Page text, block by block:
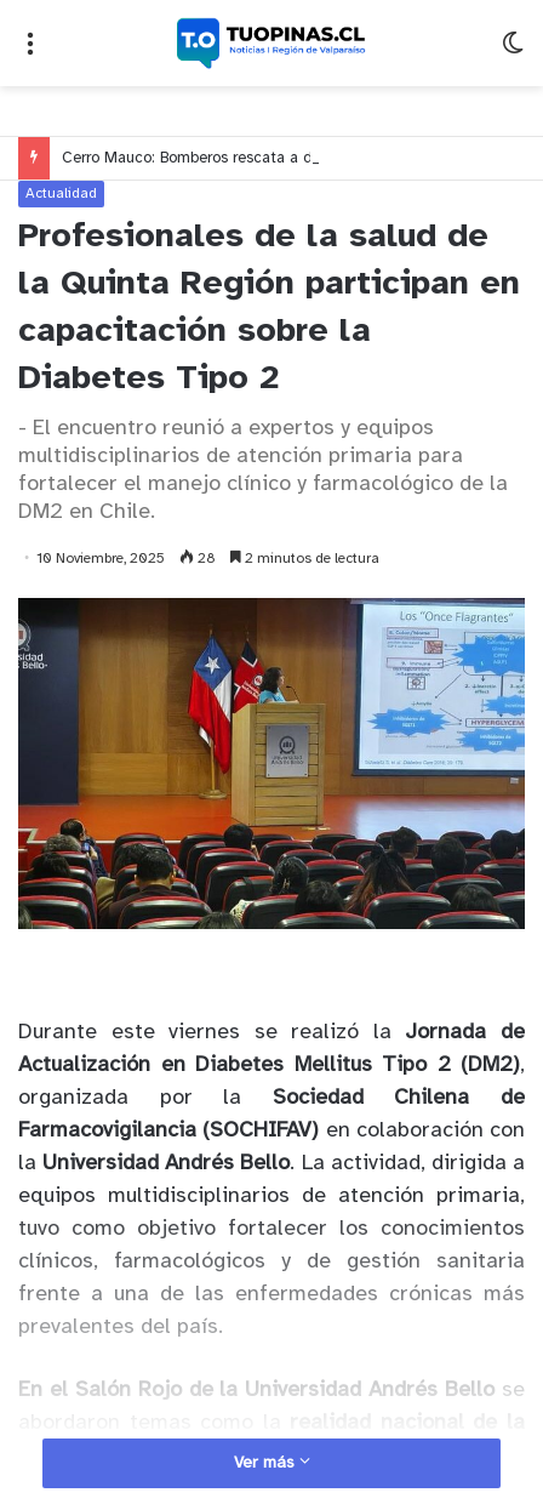
Actualidad
Profesionales de la salud de
la Quinta Región participan en
capacitación sobre la
Diabetes Tipo 2
- El encuentro reunió a expertos y equipos
multidisciplinarios de atención primaria para
fortalecer el manejo clínico y farmacológico de la
DM2 en Chile.
10 Noviembre, 2025 28 2 minutos de lectura
Durante este viernes se realizó la Jornada de
Actualización en Diabetes Mellitus Tipo 2 (DM2),
organizada por la Sociedad Chilena de
Farmacovigilancia (SOCHIFAV) en colaboración con
la Universidad Andrés Bello. La actividad, dirigida a
equipos multidisciplinarios de atención primaria,
tuvo como objetivo fortalecer los conocimientos
clínicos, farmacológicos y de gestión sanitaria
frente a una de las enfermedades crónicas más
prevalentes del país.
En el Salón Rojo de la Universidad Andrés Bello se
, elimpacto económico de la
hospitalización por diabetesy laimplementación
Ver más